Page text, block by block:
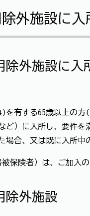
外施設に入
除外施設に入
有する65歳以上の方
ど）に入所し、要件
場合、又は既に入所
保険者）は、ご加入
除外施設